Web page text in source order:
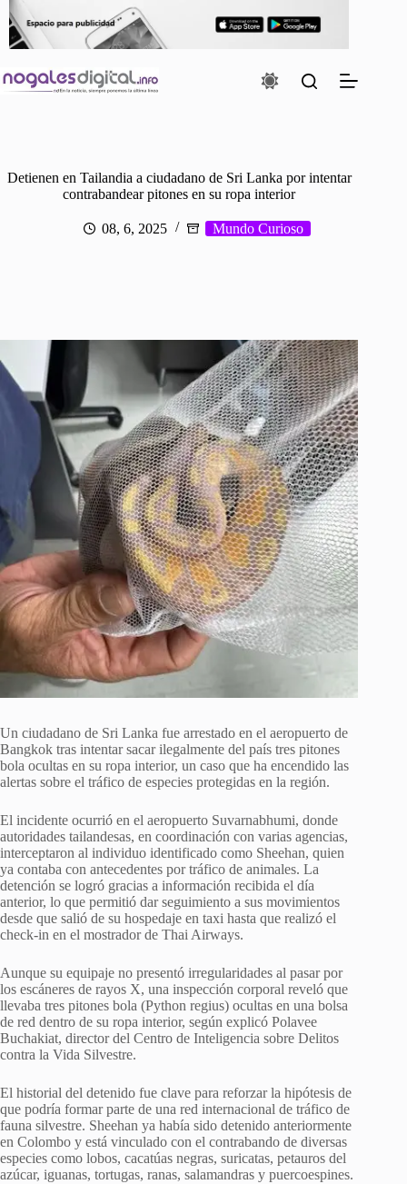
contenido
Detienen en Tailandia a ciudadano de Sri Lanka por intentar
contrabandear pitones en su ropa interior
08, 6, 2025 Mundo Curioso
Un ciudadano de Sri Lanka fue arrestado en el aeropuerto de
Bangkok tras intentar sacar ilegalmente del país tres pitones
bola ocultas en su ropa interior, un caso que ha encendido las
alertas sobre el tráfico de especies protegidas en la región.
El incidente ocurrió en el aeropuerto Suvarnabhumi, donde
autoridades tailandesas, en coordinación con varias agencias,
interceptaron al individuo identificado como Sheehan, quien
ya contaba con antecedentes por tráfico de animales. La
detención se logró gracias a información recibida el día
anterior, lo que permitió dar seguimiento a sus movimientos
desde que salió de su hospedaje en taxi hasta que realizó el
check-in en el mostrador de Thai Airways.
Aunque su equipaje no presentó irregularidades al pasar por
los escáneres de rayos X, una inspección corporal reveló que
llevaba tres pitones bola (Python regius) ocultas en una bolsa
de red dentro de su ropa interior, según explicó Polavee
Buchakiat, director del Centro de Inteligencia sobre Delitos
contra la Vida Silvestre.
El historial del detenido fue clave para reforzar la hipótesis de
que podría formar parte de una red internacional de tráfico de
fauna silvestre. Sheehan ya había sido detenido anteriormente
en Colombo y está vinculado con el contrabando de diversas
especies como lobos, cacatúas negras, suricatas, petauros del
azúcar, iguanas, tortugas, ranas, salamandras y puercoespines.